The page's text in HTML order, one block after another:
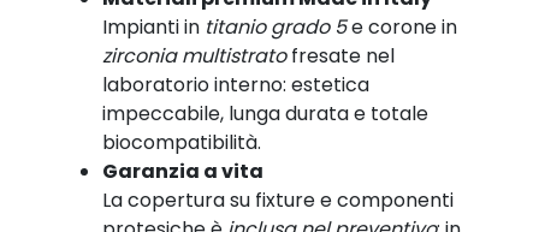
Impianti in titanio grado 5e corone in
zirconia multistratofresate nel
laboratorio interno: estetica
impeccabile, lunga durata e totale
biocompatibilità.
Garanzia a vita
La copertura su fixture e componenti